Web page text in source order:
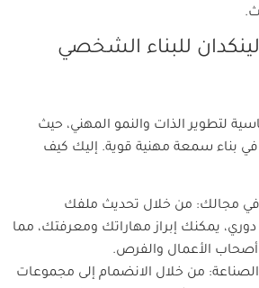
للبناء الشخصي
لتطوير الذات والنمو المهني، حيث
في بناء سمعة مهنية قوية. إليك كيف
مجالك: من خلال تحديث ملفك
يمكنك إبراز مهاراتك ومعرفتك، مما
أصحاب الأعمال والفرص.
من خلال الانضمام إلى مجموعات